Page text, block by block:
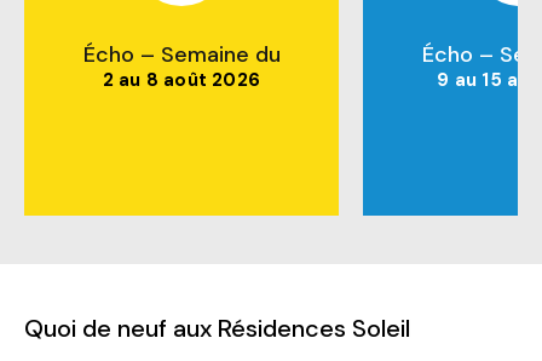
Écho – Semaine du
2 au 8 août 2026
Écho –
9 au 15
Quoi de neuf aux Résidences Soleil